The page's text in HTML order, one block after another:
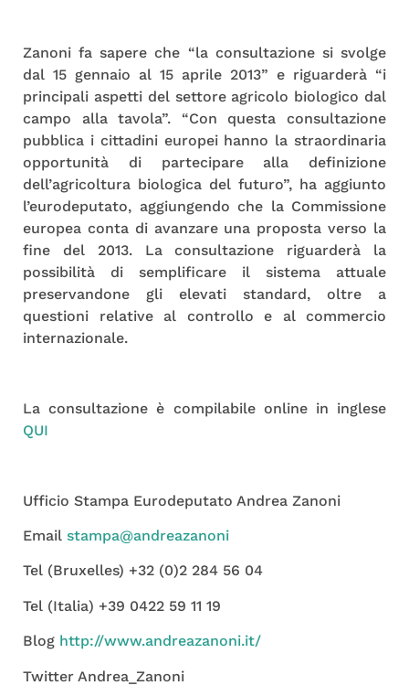
Zanoni fa sapere che “la consultazione si svolge
dal 15 gennaio al 15 aprile 2013” e riguarderà “i
principali aspetti del settore agricolo biologico dal
campo alla tavola”. “Con questa consultazione
pubblica i cittadini europei hanno la straordinaria
opportunità di partecipare alla definizione
dell’agricoltura biologica del futuro”, ha aggiunto
l’eurodeputato, aggiungendo che la Commissione
europea conta di avanzare una proposta verso la
fine del 2013. La consultazione riguarderà la
possibilità di semplificare il sistema attuale
preservandone gli elevati standard, oltre a
questioni relative al controllo e al commercio
internazionale.
La consultazione è compilabile online in inglese
QUI
Ufficio Stampa Eurodeputato Andrea Zanoni
Email stampa@andreazanoni
Tel (Bruxelles) +32 (0)2 284 56 04
Tel (Italia) +39 0422 59 11 19
Blog http://www.andreazanoni.it/
Twitter Andrea_Zanoni